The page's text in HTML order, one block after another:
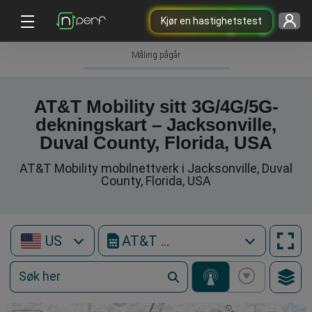
Kjør en hastighetstest
Måling pågår
AT&T Mobility sitt 3G/4G/5G-
dekningskart – Jacksonville,
Duval County, Florida, USA
AT&T Mobility mobilnettverk i Jacksonville, Duval
County, Florida, USA
US AT&T Mobility